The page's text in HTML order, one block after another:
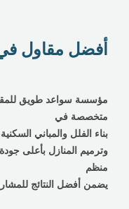
أفضل مقاول
مؤسسة سواعد طويق
متخصصة في
بناء الفلل والمباني
وترميم المنازل بأعلى
منظم
يضمن أفضل النتائج